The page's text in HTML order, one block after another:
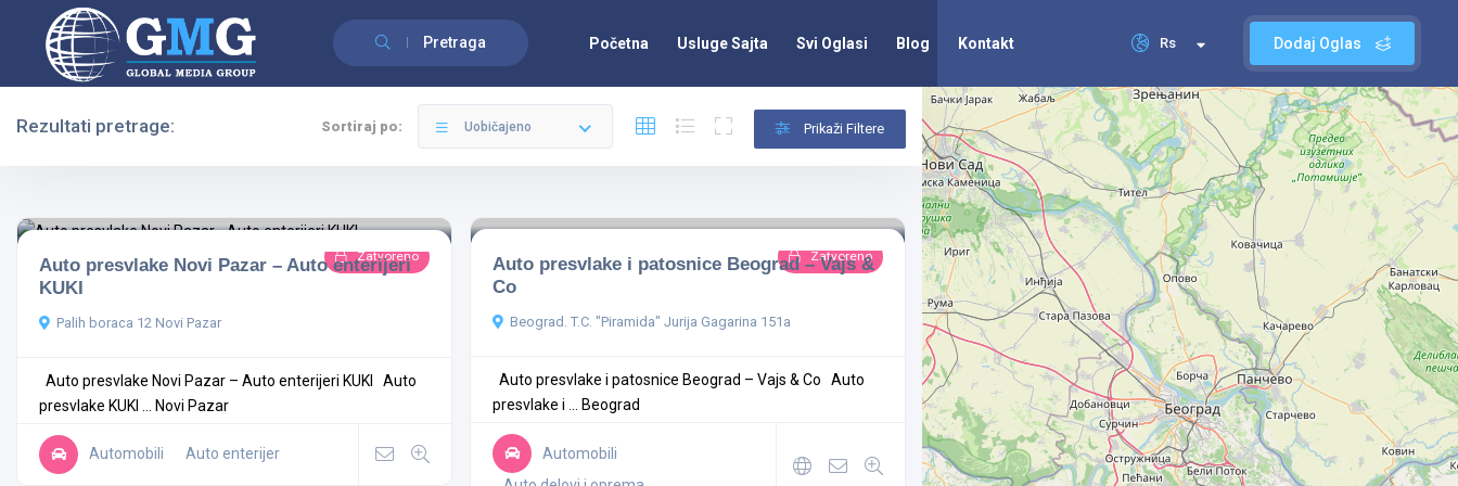
Pretraga Dodaj Oglas
Rs
Početna Usluge Sajta Svi Oglasi Blog Kontakt
Filteri
Svi Gradovi
Sve Kategorije
Rezultati pretrage: Sortiraj po: Uobičajeno Prikaži Filtere
Zatvoreno
Auto presvlake Novi Pazar – Auto enterijeri
KUKI
Palih boraca 12 Novi Pazar
Auto presvlake Novi Pazar – Auto enterijeri KUKI Auto
presvlake KUKI ...
Novi Pazar
Automobili Auto enterijer
Zatvoreno
Auto presvlake i patosnice Beograd – Vajs &
Co
Beograd. T.C. "Piramida" Jurija Gagarina 151a
Auto presvlake i patosnice Beograd – Vajs & Co Auto
presvlake i ...
Beograd
Automobili